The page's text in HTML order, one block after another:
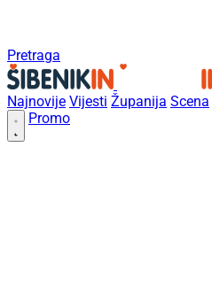
Pretraga
Najnovije Vijesti Županija Scena
Promo